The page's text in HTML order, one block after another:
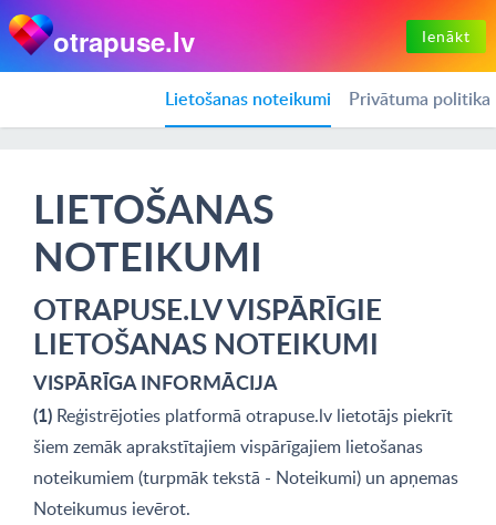
otrapuse.lv Ienākt
Lietošanas noteikumi Privātuma politika
LIETOŠANAS
NOTEIKUMI
OTRAPUSE.LV VISPĀRĪGIE
LIETOŠANAS NOTEIKUMI
VISPĀRĪGA INFORMĀCIJA
(1) Reģistrējoties platformā otrapuse.lv lietotājs piekrīt
šiem zemāk aprakstītajiem vispārīgajiem lietošanas
noteikumiem (turpmāk tekstā - Noteikumi) un apņemas
Noteikumus ievērot.